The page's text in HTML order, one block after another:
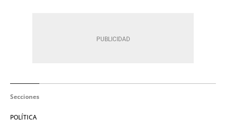
Secciones
POLÍTICA